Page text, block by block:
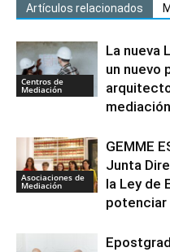
Artículos relacionados
Centros de
Mediación
La nueva
un nuevo
Asociaciones de
Mediación
GEMME
Junta
la Ley de
potenciar